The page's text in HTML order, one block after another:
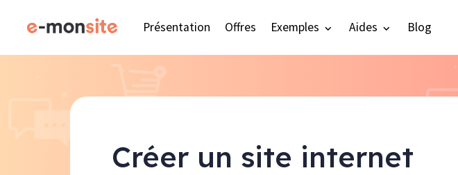
Présentation Offres Exemples Aides Blog
Créer un site internet